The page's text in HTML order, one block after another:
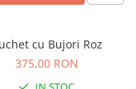
cu Bujori Roz
375,00 RON